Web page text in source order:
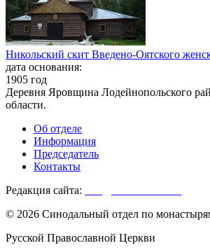
Никольский скит Введено-Оятского
дата основания:
1905 год
Деревня Яровщина Лодейнопольского
области.
Об отделе
Информация
Председатель
Контакты
Редакция сайта:
© 2026 Синодальный отдел по
Русской Православной Церкви